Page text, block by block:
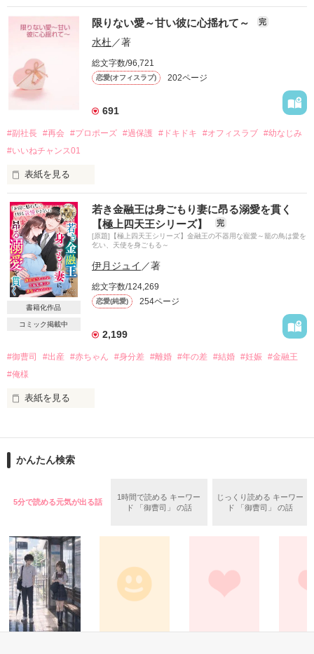
岩瀬　澪（イワセ　ミオ）　二十八歳
日向不動産株式会社　総務課　受付担当
九重株式会社　副社長
実家の改築工事から始まった独り暮らし。
海外赴任になった幼馴染みの後任で借り受けた豪華なマンショ
悠々自適な毎日が始まるはずだったのに。
「悪いが実家に戻ってくれ」
突然現れた本物の家主は、日本のホテル業界ナンバーワンの規
模を誇る九重グループ御曹司。
見惚れるほどの美麗な面差しに不似合いな冷酷さと傲慢さ。
新たな引っ越し先を見つけるまでの同居条件は『恋人役』を務
めること。
唐突な辞令の異動先は、親会社の九重株式会社　秘書課　副社
外見は極上の王子様でも絶対に好きになんてならない、惹かれ
ない、そう思っていた。
向けられる真摯な眼差しと甘い声。
長い指が壊れ物を扱うかのように私に触れる。
限りない愛～甘い彼に心揺れて～ 完
水杜／著
総文字数/96,721
恋愛(オフィスラブ) 202ページ
691
#副社長 #再会 #プロポーズ #過保護 #ドキドキ #オフィスラブ #幼なじみ
#いいねチャンス01
表紙を見る
大好きだった『お隣のお兄ちゃん』に再会。
彼は副社長になって、大人の男になっていた。
でも、過保護なのは変わらない。
「危ないから、俺のそばを離れるな」
掴まれた腕が熱くなり、私の鼓動は速くなった。
「私はもう子供じゃない」
「分かってる、子供にこんなことはしない」
接近されて、胸は高鳴った。
書籍化作品
コミック掲載中
若き金融王は身ごもり妻に昂る溺愛を貫く
【極上四天王シリーズ】
完
[原題]【極上四天王シリーズ】金融王の不器用な寵愛～籠の鳥は愛を
乞い、天使を身ごもる～
伊月ジュイ ／著
総文字数/124,269
恋愛(純愛) 254ページ
2,199
#御曹司 #出産 #赤ちゃん #身分差 #離婚 #年の差 #結婚 #妊娠 #金融王
#俺様
表紙を見る
愛するつもりのない女性を
箱庭に押し込められ
心は満たされなかった
『私と、離婚してください』
ようやく羽ばたこうとした小鳥に
男は問いかける
かんたん検索
5分で読める元気が出る話
1時間で読める キーワー
ド 「御曹司」 の話
じっくり読める キーワー
ド 「御曹司」 の話